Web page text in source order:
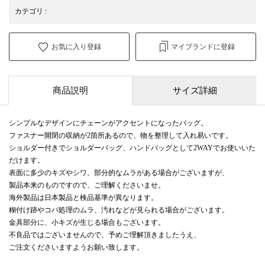
カテゴリ :
お気に入り登録 マイブランドに登録
商品説明 サイズ詳細
シンプルなデザインにチェーンがアクセントになったバッグ。
ファスナー開閉の収納が2箇所あるので、物を整理して入れ易いです。
ショルダー付きでショルダーバッグ、ハンドバッグとして2WAYでお使いいた
だけます。
表面に多少のキズやシワ、部分的なムラがある場合がございますが、
製品本来のものですので、ご理解くださいませ。
海外製品は日本製品と検品基準が異なります。
糊付け跡やコバ処理のムラ、汚れなどが見られる場合がございます。
金具部分に、小キズが生じる場合もございます。
不良品ではございませんので、予めご理解頂きましたうえ、
ご注文くださいますようお願い致します。